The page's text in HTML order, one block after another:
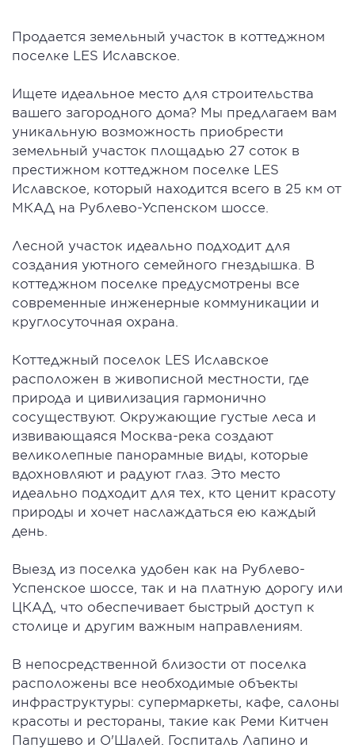
Продается земельный участок в коттеджном
поселке LES Иславское.
Ищете идеальное место для строительства
вашего загородного дома? Мы предлагаем вам
уникальную возможность приобрести
земельный участок площадью 27 соток в
престижном коттеджном поселке LES
Иславское, который находится всего в 25 км от
МКАД на Рублево-Успенском шоссе.
Лесной участок идеально подходит для
создания уютного семейного гнездышка. В
коттеджном поселке предусмотрены все
современные инженерные коммуникации и
круглосуточная охрана.
Коттеджный поселок LES Иславское
расположен в живописной местности, где
природа и цивилизация гармонично
сосуществуют. Окружающие густые леса и
извивающаяся Москва-река создают
великолепные панорамные виды, которые
вдохновляют и радуют глаз. Это место
идеально подходит для тех, кто ценит красоту
природы и хочет наслаждаться ею каждый
день.
Выезд из поселка удобен как на Рублево-
Успенское шоссе, так и на платную дорогу или
ЦКАД, что обеспечивает быстрый доступ к
столице и другим важным направлениям.
В непосредственной близости от поселка
расположены все необходимые объекты
инфраструктуры: супермаркеты, кафе, салоны
красоты и рестораны, такие как Реми Китчен
Папушево и О'Шалей. Госпиталь Лапино и